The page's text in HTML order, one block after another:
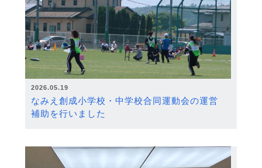
2026.05.19
なみえ創成小学校・中学校合同運動会の運営
補助を行いました